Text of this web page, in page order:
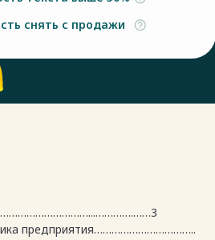
снять с продажи
предприятия……………………………..